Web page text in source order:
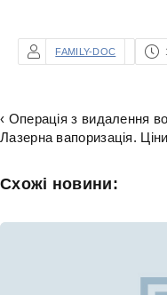
FAMILY-DOC
‹ Операція з видалення
Лазерна вапоризація.
Схожі новини: